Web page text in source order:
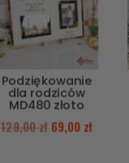
Podziękowanie
dla rodziców
MD480 złoto
129,00 zł 69,00 zł